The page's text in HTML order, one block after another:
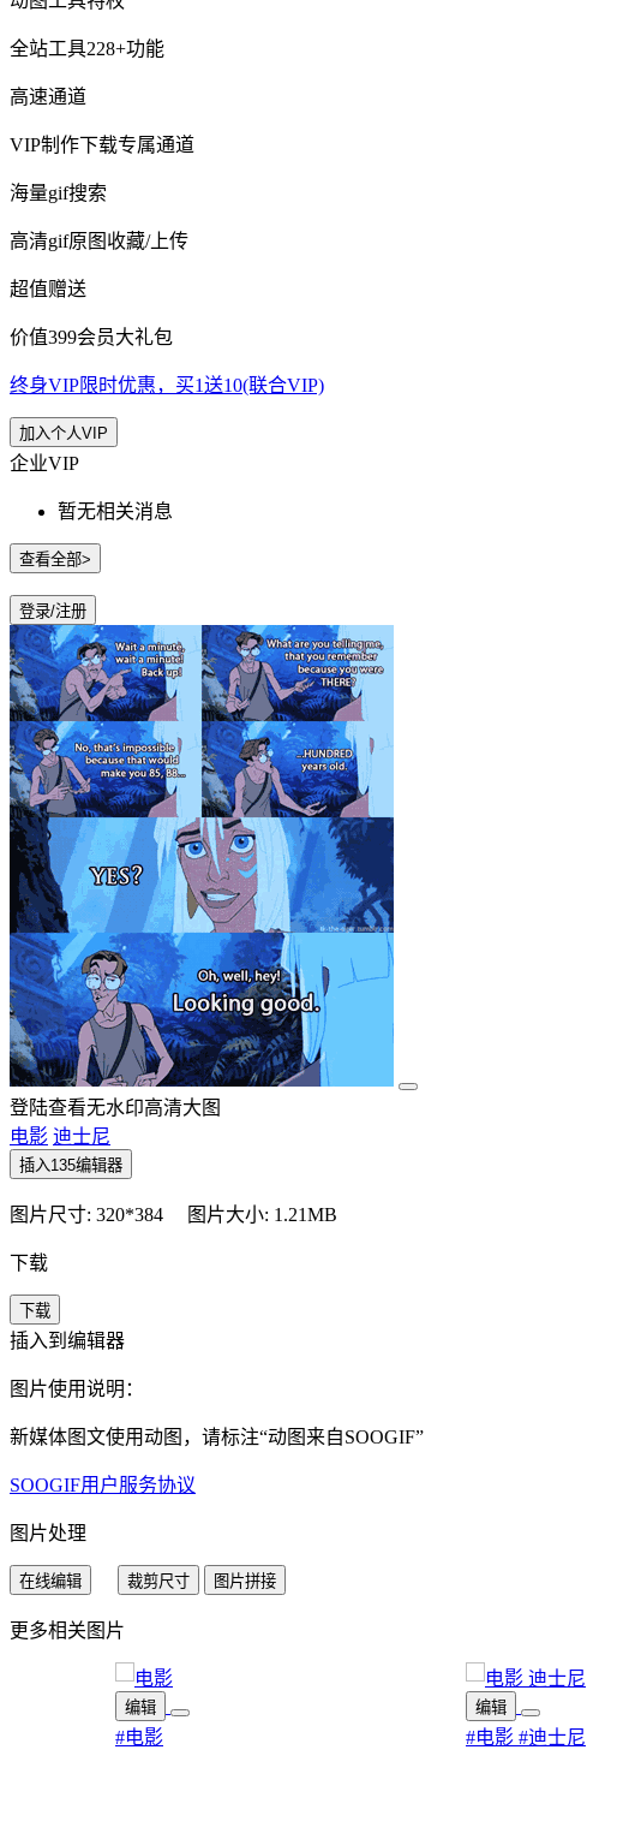
全站工具228+功能
高速通道
VIP制作下载专属通道
海量gif搜索
高清gif原图收藏/上传
超值赠送
价值399会员大礼包
终身VIP限时优惠，买1送10(联合VIP)
加入个人VIP
企业VIP
暂无相关消息
查看全部>
登录/注册
登陆查看无水印高清大图
电影 迪士尼
插入135编辑器
图片尺寸: 320*384 图片大小: 1.21MB
下载
下载
插入到编辑器
图片使用说明：
新媒体图文使用动图，请标注“动图来自SOOGIF”
SOOGIF用户服务协议
图片处理
在线编辑 裁剪尺寸 图片拼接
更多相关图片
编辑
#电影
编辑
#电影 #迪士尼